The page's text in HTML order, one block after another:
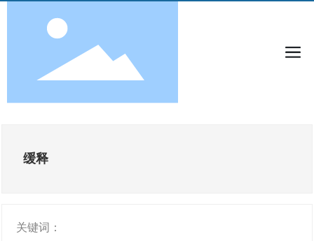
缓释
关键词：